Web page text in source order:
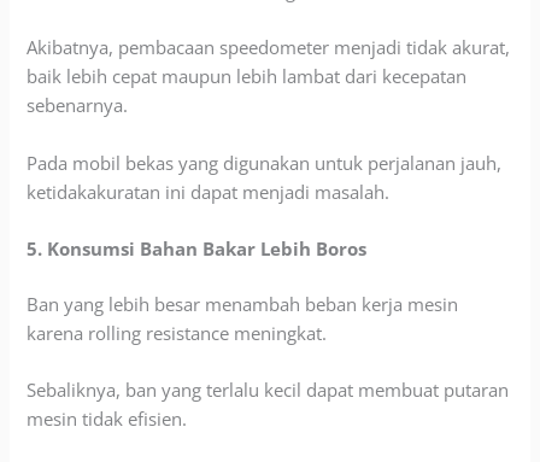
Akibatnya, pembacaan speedometer menjadi tidak akurat,
baik lebih cepat maupun lebih lambat dari kecepatan
sebenarnya.
Pada mobil bekas yang digunakan untuk perjalanan jauh,
ketidakakuratan ini dapat menjadi masalah.
5. Konsumsi Bahan Bakar Lebih Boros
Ban yang lebih besar menambah beban kerja mesin
karena rolling resistance meningkat.
Sebaliknya, ban yang terlalu kecil dapat membuat putaran
mesin tidak efisien.